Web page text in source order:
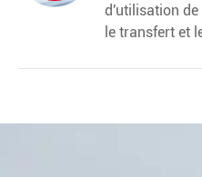
d'utilisation de
le transfert et